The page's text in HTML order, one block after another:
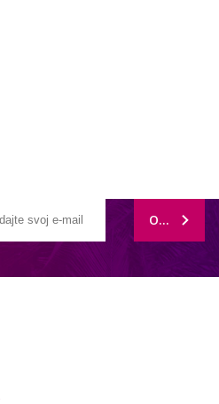
ODOBERAŤ